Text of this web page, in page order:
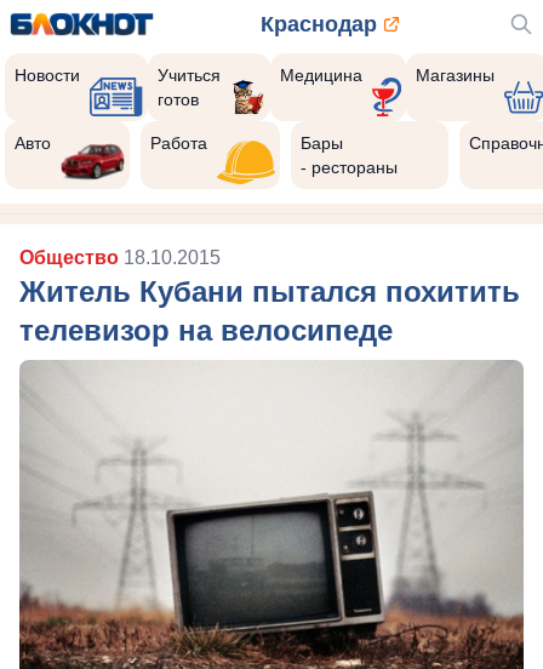
Краснодар
Новости
Учиться
готов
Медицина Магазины
Авто Работа
Бары
- рестораны
Общество 18.10.2015
Житель Кубани пытался похитить
телевизор на велосипеде